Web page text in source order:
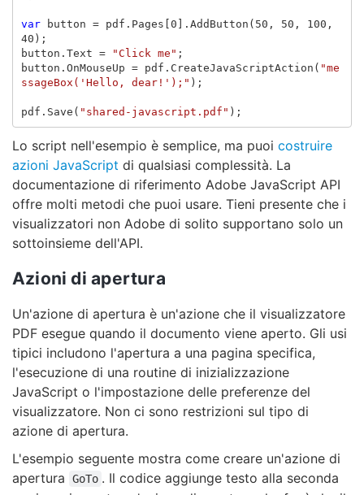
var button = pdf . Pages 0 ]. AddButton ( 50 , 50 , 100 ,
40 );
button . Text = "Click me" ;
button . OnMouseUp = pdf . CreateJavaScriptAction ( "me
ssageBox('Hello, dear!');" );
pdf . Save ( "shared-javascript.pdf" );
Lo script nell'esempio è semplice, ma puoi costruire
azioni JavaScript di qualsiasi complessità. La
documentazione di riferimento Adobe JavaScript API
offre molti metodi che puoi usare. Tieni presente che i
visualizzatori non Adobe di solito supportano solo un
sottoinsieme dell'API.
Azioni di apertura
Un'azione di apertura è un'azione che il visualizzatore
PDF esegue quando il documento viene aperto. Gli usi
tipici includono l'apertura a una pagina specifica,
l'esecuzione di una routine di inizializzazione
JavaScript o l'impostazione delle preferenze del
visualizzatore. Non ci sono restrizioni sul tipo di
azione di apertura.
L'esempio seguente mostra come creare un'azione di
apertura
GoTo . Il codice aggiunge testo alla seconda